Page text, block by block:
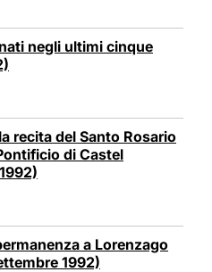
negli ultimi cinque
recita del Santo Rosario
di Castel
a Lorenzago
1992)